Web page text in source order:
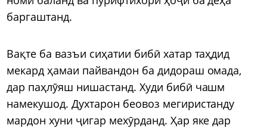
баргаштанд.
Вақте ба вазъи сиҳатии бибӣ хатар таҳдид
мекард ҳамаи пайвандон ба дидораш омада,
дар паҳлӯяш нишастанд. Худи бибӣ чашм
намекушод. Духтарон беовоз мегиристанду
мардон хуни ҷигар мехӯрданд. Ҳар яке дар